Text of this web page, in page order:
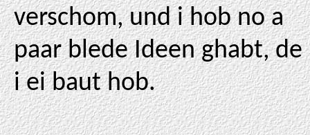
verschom, und i hob no a
paar blede Ideen ghabt, de
i ei baut hob.